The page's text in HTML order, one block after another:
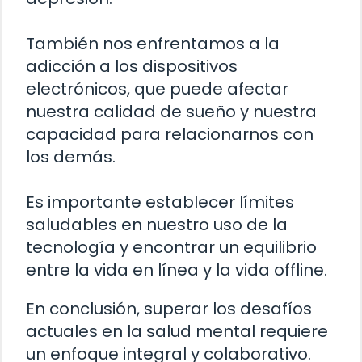
También nos enfrentamos a la
adicción a los dispositivos
electrónicos, que puede afectar
nuestra calidad de sueño y nuestra
capacidad para relacionarnos con
los demás.
Es importante establecer límites
saludables en nuestro uso de la
tecnología y encontrar un equilibrio
entre la vida en línea y la vida offline.
En conclusión, superar los desafíos
actuales en la salud mental requiere
un enfoque integral y colaborativo.